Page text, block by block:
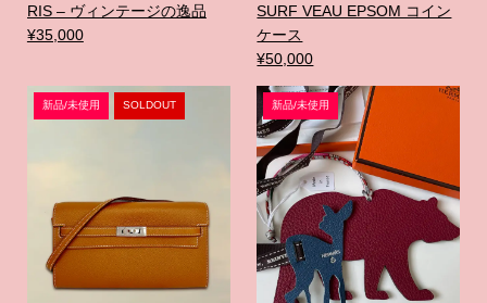
RIS – ヴィンテージの逸品
¥35,000
SURF VEAU EPSOM コイン
ケース
¥50,000
新品/未使用 SOLDOUT 新品/未使用